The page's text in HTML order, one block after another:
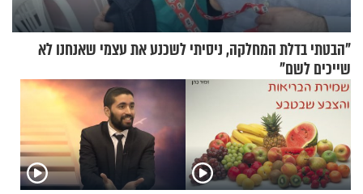
"הבטתי בדלת המחלקה, ניסיתי לשכנע את עצמי שאנחנו לא
שייכים לשם"